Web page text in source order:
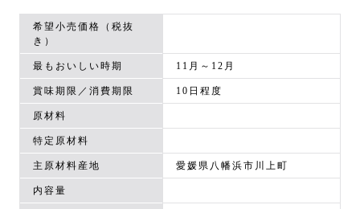
希望小売価格（税抜
き）
最もおいしい時期 11月～12月
賞味期限／消費期限 10日程度
原材料
特定原材料
主原材料産地 愛媛県八幡浜市川上町
内容量